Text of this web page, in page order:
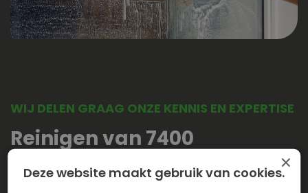
WIJ DELEN GRAAG ONZE KENNIS EN EXPERTISE
Reinigen van 7400
zonnepanelen
×
Deze website maakt gebruik van cookies.